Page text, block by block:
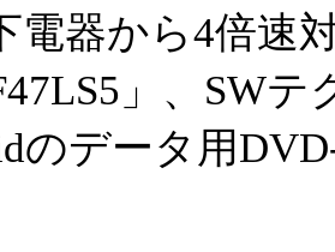
電器から4倍速
」、SW
のデータ用